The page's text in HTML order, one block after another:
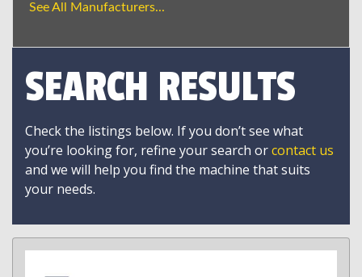
See All Manufacturers...
SEARCH RESULTS
Check the listings below. If you don’t see what
you’re looking for, refine your search orcontact us
and we will help you find the machine that suits
your needs.